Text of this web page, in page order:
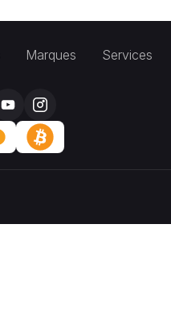
Marques Services